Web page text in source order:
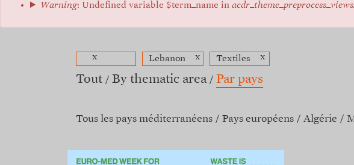
Warning: Undefined variable $term_name in
x Lebanon x Textiles x
Tout By thematic area Par pays
Tous les pays méditerranéens Pays européens Algérie